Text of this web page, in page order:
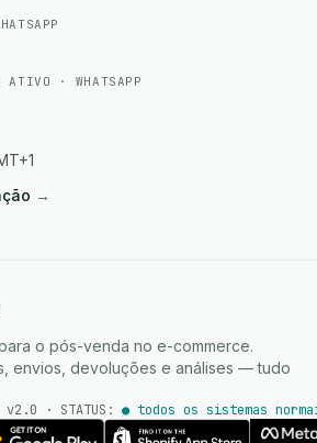
ATIVO · WHATSAPP
→
o pós-venda no e-commerce.
envios, devoluções e análises — tudo
v2.0 · STATUS: ● todos os sistemas